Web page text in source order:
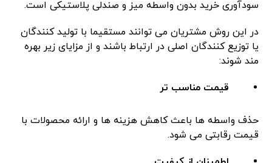
سودآوری خرید بدون واسطه میز و صندلی پلاستیکی است.
در این روش مشتریان می توانند مستقیما با تولید کنندگان
یا توزیع کنندگان اصلی در ارتباط باشند و از مزایای زیر بهره
مند شوند:
قیمت مناسب تر
حذف واسطه ها باعث کاهش هزینه ها و ارائه محصولات با
قیمت رقابتی می شود.